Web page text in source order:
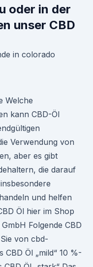
oder in der
unser CBD
Welche
kann CBD-Öl
Verwendung von
aber es gibt
die darauf
und helfen
Öl hier im Shop
Folgende CBD
von cbd-
CBD Öl „mild“ 10 %-